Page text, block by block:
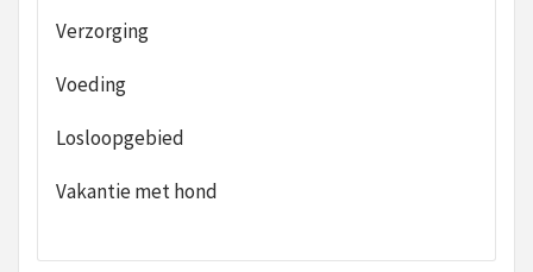
Verzorging
Voeding
Losloopgebied
Vakantie met hond